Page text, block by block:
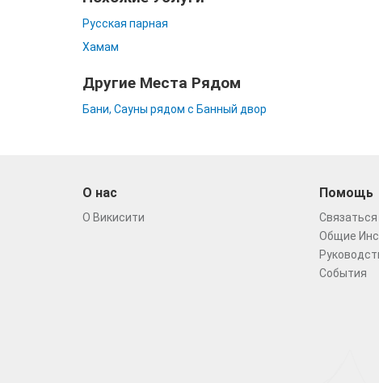
Русская парная
Хамам
Другие Места Рядом
Бани, Сауны рядом с Банный двор
О нас
О Викисити
Помощь
Общие
События